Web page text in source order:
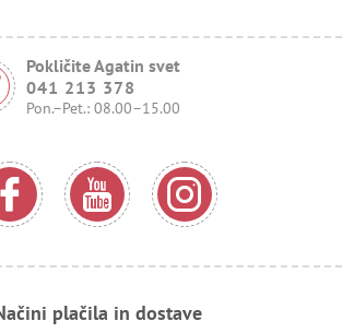
Pokličite Agatin svet
041 213 378
Pon.–Pet.: 08.00–15.00
plačila in dostave